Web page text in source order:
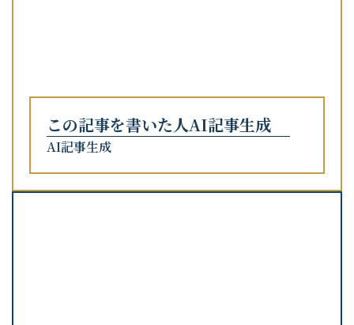
この記事を書いた人AI記事生成
AI記事生成